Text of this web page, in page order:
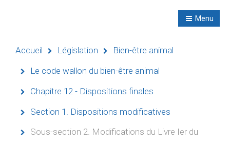
Menu
Navigation
Accueil
Évènements
Accueil Législation
Bien-être animal
Le code wallon du bien-être animal
Chapitre 12 - Dispositions finales
Section 1. Dispositions modificatives
Sous-section 2. Modifications du Livre Ier du